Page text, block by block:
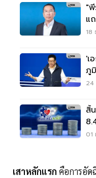
"
แ
แ
18
'เ
ภู
พ
24
สิ้
01
เสาหลักแรก คือการอัด